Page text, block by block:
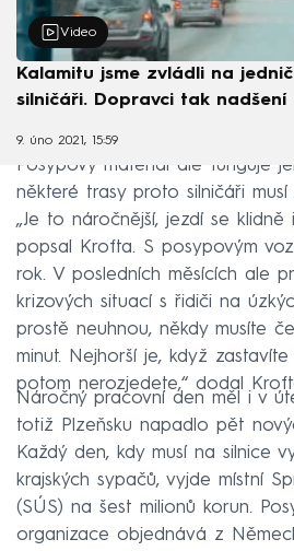
Video
Kalamitu jsme zvládli na
silničáři. Dopravci tak nadšení
9. úno 2021, 15:59
Posypový materiál ale funguje
některé trasy proto silničáři
„Je to náročnější, jezdí se klidně
popsal Krofta. S posypovým
rok. V posledních měsících ale
krizových situací s řidiči na
prostě neuhnou, někdy musíte
minut. Nejhorší je, když
potom nerozjedete,“ dodal
Náročný pracovní den měl i v
totiž Plzeňsku napadlo pět
Každý den, kdy musí na silnice
krajských sypačů, vyjde místní
(SÚS) na šest milionů korun.
organizace objednává z